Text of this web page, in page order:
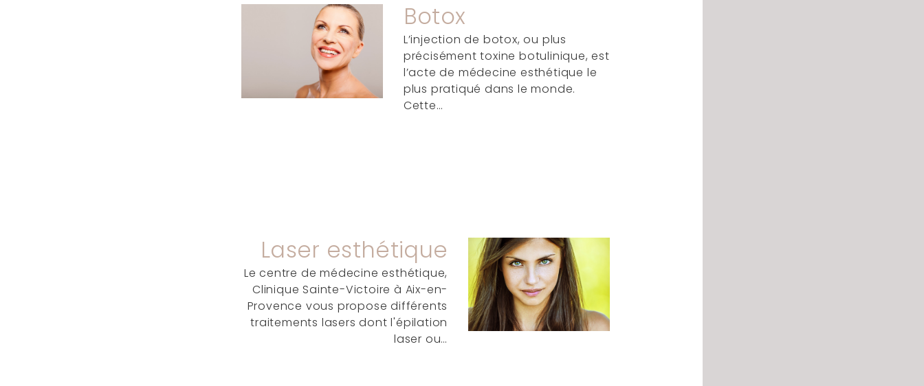
Botox
L’injection de botox, ou plus
précisément toxine botulinique, est
l’acte de médecine esthétique le
plus pratiqué dans le monde.
Cette…
Laser esthétique
Le centre de médecine esthétique,
Clinique Sainte-Victoire à Aix-en-
Provence vous propose différents
traitements lasers dont l'épilation
laser ou…